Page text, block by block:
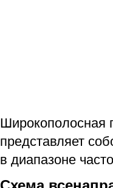
Широкополосная
представляет
в диапазоне